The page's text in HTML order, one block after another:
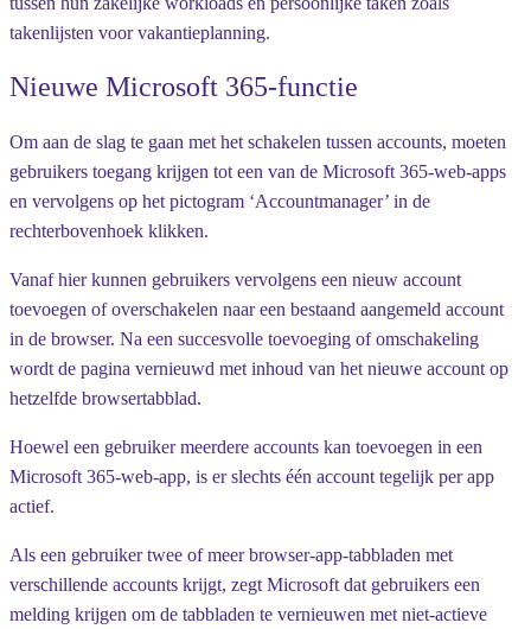
takenlijsten voor vakantieplanning.
Nieuwe Microsoft 365-functie
Om aan de slag te gaan met het schakelen tussen accounts, moeten
gebruikers toegang krijgen tot een van de Microsoft 365-web-apps
en vervolgens op het pictogram ‘Accountmanager’ in de
rechterbovenhoek klikken.
Vanaf hier kunnen gebruikers vervolgens een nieuw account
toevoegen of overschakelen naar een bestaand aangemeld account
in de browser. Na een succesvolle toevoeging of omschakeling
wordt de pagina vernieuwd met inhoud van het nieuwe account op
hetzelfde browsertabblad.
Hoewel een gebruiker meerdere accounts kan toevoegen in een
Microsoft 365-web-app, is er slechts één account tegelijk per app
actief.
Als een gebruiker twee of meer browser-app-tabbladen met
verschillende accounts krijgt, zegt Microsoft dat gebruikers een
melding krijgen om de tabbladen te vernieuwen met niet-actieve